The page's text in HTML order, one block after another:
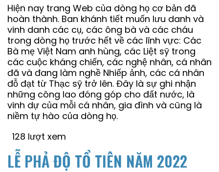
Hiện nay trang Web của dòng họ cơ bản đã
hoàn thành. Ban khánh tiết muốn lưu danh và
vinh danh các cụ, các ông bà và các cháu
trong dòng họ trước hết về các lĩnh vực: Các
Bà mẹ Việt Nam anh hùng, các Liệt sỹ trong
các cuộc kháng chiến, các nghệ nhân, cá nhân
đã và đang làm nghề Nhiếp ảnh, các cá nhân
đỗ đạt từ Thạc sỹ trở lên. Đây là sự ghi nhận
những công lao đóng góp cho đất nước, là
vinh dự của mỗi cá nhân, gia đình và cũng là
niềm tự hào của dòng họ.
128 lượt xem
LỄ PHẢ ĐỘ TỔ TIÊN NĂM 2022